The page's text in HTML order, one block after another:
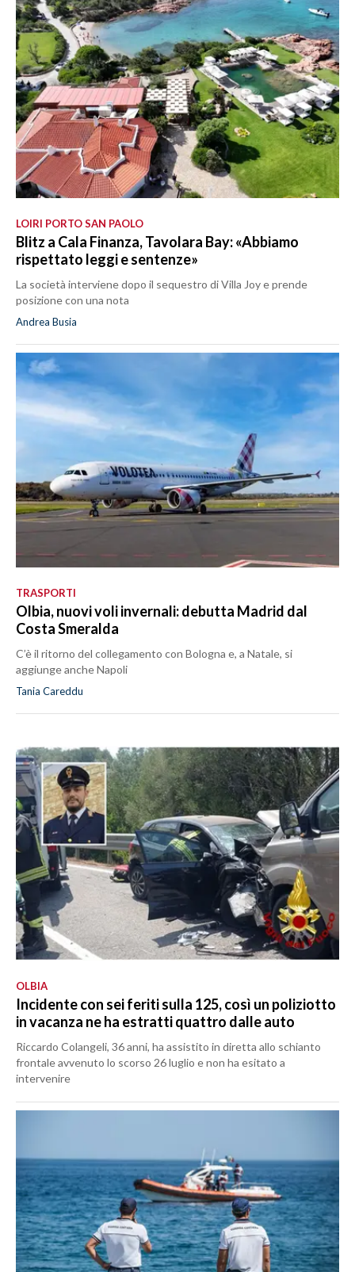
LOIRI PORTO SAN PAOLO
Blitz a Cala Finanza, Tavolara Bay: «Abbiamo
rispettato leggi e sentenze»
La società interviene dopo il sequestro di Villa Joy e prende
posizione con una nota
Andrea Busia
TRASPORTI
Olbia, nuovi voli invernali: debutta Madrid dal
Costa Smeralda
C’è il ritorno del collegamento con Bologna e, a Natale, si
aggiunge anche Napoli
Tania Careddu
OLBIA
Incidente con sei feriti sulla 125, così un poliziotto
in vacanza ne ha estratti quattro dalle auto
Riccardo Colangeli, 36 anni, ha assistito in diretta allo schianto
frontale avvenuto lo scorso 26 luglio e non ha esitato a
intervenire